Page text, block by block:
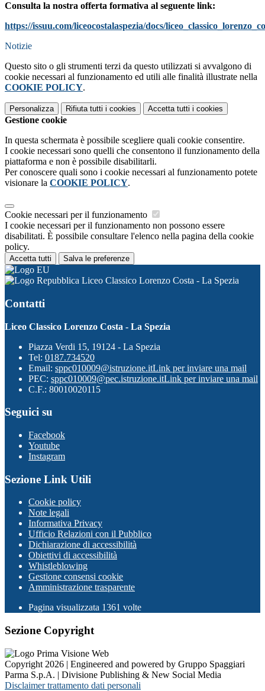
Consulta la nostra offerta formativa al seguente link:
https://issuu.com/liceocostalaspezia/docs/
Notizie
Questo sito o gli strumenti terzi da questo utilizzati si avvalgono di
cookie necessari al funzionamento ed utili alle finalità illustrate nella
COOKIE POLICY.
Personalizza Rifiuta tutti i cookies Accetta tutti i cookies
Gestione cookie
In questa schermata è possibile scegliere quali cookie consentire.
I cookie necessari sono quelli che consentono il funzionamento della
piattaforma e non è possibile disabilitarli.
Per conoscere quali sono i cookie necessari al funzionamento potete
visionare la COOKIE POLICY.
Cookie necessari per il funzionamento
I cookie necessari per il funzionamento non possono essere
disabilitati. È possibile consultare l'elenco nella pagina della cookie
policy.
Accetta tutti Salva le preferenze
Liceo Classico Lorenzo Costa - La Spezia
Contatti
Liceo Classico Lorenzo Costa - La Spezia
Piazza Verdi 15, 19124 - La Spezia
Tel: 0187.734520
Email: sppc010009@istruzione.itLink per inviare una mail
PEC: sppc010009@pec.istruzione.itLink per inviare una mail
C.F.: 80010020115
Seguici su
Facebook
Youtube
Instagram
Sezione Link Utili
Cookie policy
Note legali
Informativa Privacy
Ufficio Relazioni con il Pubblico
Dichiarazione di accessibilità
Obiettivi di accessibilità
Whistleblowing
Gestione consensi cookie
Amministrazione trasparente
Pagina visualizzata 1361 volte
Sezione Copyright
Copyright 2026 | Engineered and powered by Gruppo Spaggiari
Parma S.p.A. | Divisione Publishing & New Social Media
Disclaimer trattamento dati personali